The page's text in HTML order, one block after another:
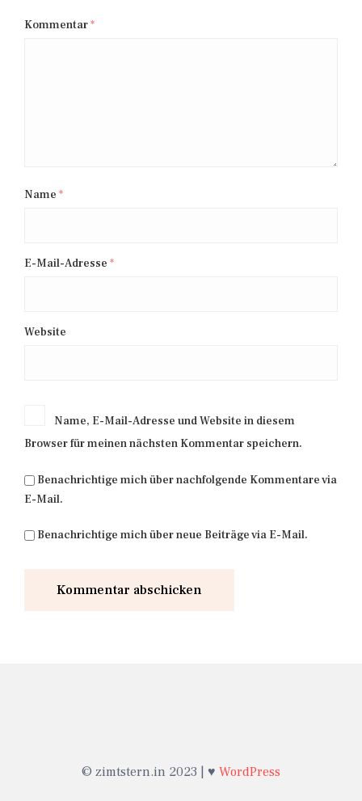
Kommentar*
Name *
E-Mail-Adresse *
Website
Name, E-Mail-Adresse und Website in diesem
Browser für meinen nächsten Kommentar speichern.
Benachrichtige mich über nachfolgende Kommentare via
E-Mail.
Benachrichtige mich über neue Beiträge via E-Mail.
© zimtstern.in 2023 | ♥ WordPress